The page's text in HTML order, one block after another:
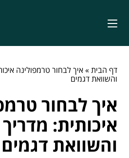
דף הבית»איך לבחור טרמפולינה
והשוואת דגמים
איך לבחור
איכותית: מדריך
והשוואת דגמים